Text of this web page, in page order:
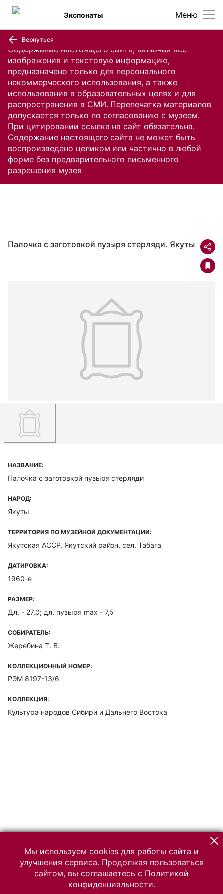
Содержание настоящего сайта, включая все
изображения и текстовую информацию,
предназначено только для персонального
некоммерческого использования, а также
использования в образовательных целях и для
распространения в СМИ. Перепечатка материалов
допускается только по согласованию с музеем.
При цитировании ссылка на сайт обязательна.
Содержание настоящего сайта не может быть
воспроизведено целиком или частично в любой
форме без предварительного письменного
разрешения музея
Меню
Экспонаты
Вернуться
Палочка с заготовкой пузыря стерляди. Якуты
НАЗВАНИЕ:
Палочка с заготовкой пузыря стерляди
НАРОД:
Якуты
ТЕРРИТОРИЯ ПО МУЗЕЙНОЙ ДОКУМЕНТАЦИИ:
Якутская ACCP, Якутский район, сел. Табага
ДАТИРОВКА:
1960-е
РАЗМЕР:
Дл. - 27,0; дл. пузыря max - 7,5
СОБИРАТЕЛЬ:
Жеребина Т. В.
КОЛЛЕКЦИОННЫЙ НОМЕР:
РЭМ 8197-13/6
КОЛЛЕКЦИЯ:
Культура народов Сибири и Дальнего Востока
Мы используем cookies для работы сайта и
улучшения сервиса. Продолжая пользоваться
сайтом, вы соглашаетесь с Политикой
конфиденциальности.